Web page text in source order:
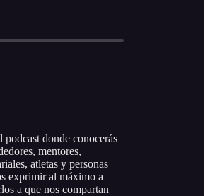
donde conocerás
mentores,
atletas y personas
exprimir al máximo a
a que nos compartan